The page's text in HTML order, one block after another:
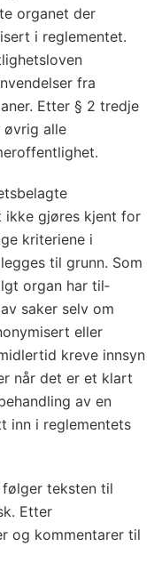
organet der
i reglementet.
fra
Etter § 2 tredje
alle
ikke gjøres kjent for
kriteriene i
til grunn. Som
organ har til­
saker selv om
eller
kreve innsyn
når det er et klart
av en
inn i reglementets
følger teksten til
Etter
og kommentarer til